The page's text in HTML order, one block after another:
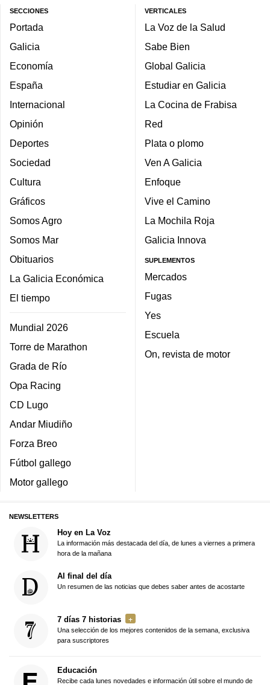
SECCIONES
Portada
Galicia
Economía
España
Internacional
Opinión
Deportes
Sociedad
Cultura
Gráficos
Somos Agro
Somos Mar
Obituarios
La Galicia Económica
El tiempo
Mundial 2026
Torre de Marathon
Grada de Río
Opa Racing
CD Lugo
Andar Miudiño
Forza Breo
Fútbol gallego
Motor gallego
VERTICALES
La Voz de la Salud
Sabe Bien
Global Galicia
Estudiar en Galicia
La Cocina de Frabisa
Red
Plata o plomo
Ven A Galicia
Enfoque
Vive el Camino
La Mochila Roja
Galicia Innova
SUPLEMENTOS
Mercados
Fugas
Yes
Escuela
On, revista de motor
NEWSLETTERS
Hoy en La Voz
La información más destacada del día, de lunes a viernes a primera
hora de la mañana
Al final del día
Un resumen de las noticias que debes saber antes de acostarte
7 días 7 historias
Una selección de los mejores contenidos de la semana, exclusiva
para suscriptores
Educación
Recibe cada lunes novedades e información útil sobre el mundo de